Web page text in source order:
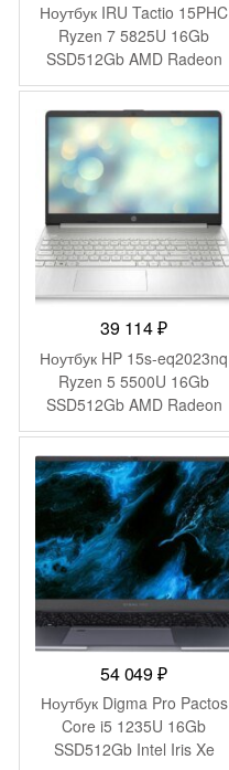
Ноутбук IRU Tactio 15PHC
Ryzen 7 5825U 16Gb
SSD512Gb AMD Radeon
Graphics 15.6″ IPS FHD
(1920×1080) Windows 11
Pro Multi Language black
WiFi BT Cam 4350mAh
(2046017)
39 114₽
Ноутбук HP 15s-eq2023nq
Ryzen 5 5500U 16Gb
SSD512Gb AMD Radeon
Graphics 15.6″ IPS FHD
(1920×1080) FreeDOS
silver WiFi BT Cam
(4Q6E6EA)
54 049₽
Ноутбук Digma Pro Pactos
Core i5 1235U 16Gb
SSD512Gb Intel Iris Xe